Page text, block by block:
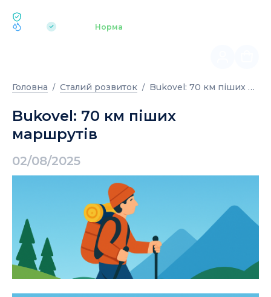
| Норма
Головна Сталий розвиток Bukovel: 70 км піших маршрутів
Bukovel: 70 км піших
маршрутів
02/08/2025